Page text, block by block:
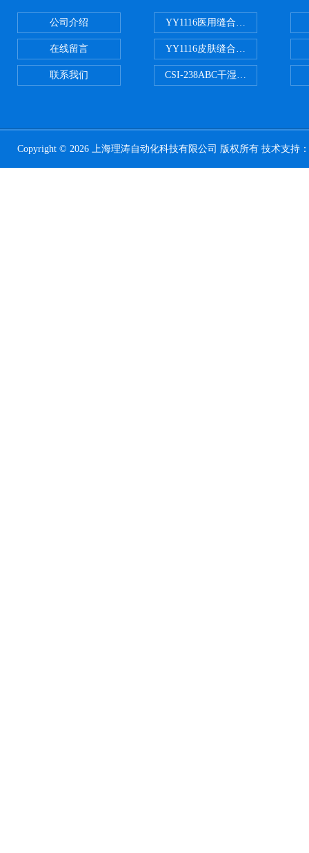
公司介绍
在线留言
联系我们
YY1116医用缝合线线径试验仪
YY1116皮肤缝合线线径测量仪
CSI-238ABC干湿电动摩擦色牢度
Copyright © 2026 上海理涛自动化科技有限公司 版权所有 技术支持：